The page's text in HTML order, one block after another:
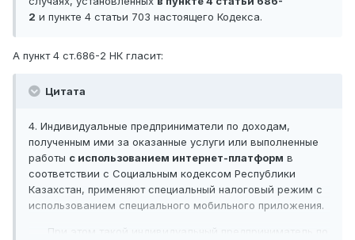
2 и пункте 4 статьи 703 настоящего Кодекса.
А пункт 4 ст.686-2 НК гласит:
Цитата
4. Индивидуальные предприниматели по доходам,
полученным ими за оказанные услуги или выполненные
работы с использованием интернет-платформ в
соответствии с Социальным кодексом Республики
Казахстан, применяют специальный налоговый режим с
использованием специального мобильного приложения.
При этом такой индивидуальный предприниматель по